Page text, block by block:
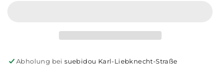
Abholung beisuebidou Karl-Liebknecht-Straße